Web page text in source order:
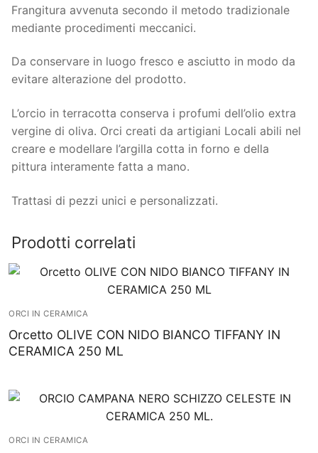
Frangitura avvenuta secondo il metodo tradizionale
mediante procedimenti meccanici.
Da conservare in luogo fresco e asciutto in modo da
evitare alterazione del prodotto.
L’orcio in terracotta conserva i profumi dell’olio extra
vergine di oliva. Orci creati da artigiani Locali abili nel
creare e modellare l’argilla cotta in forno e della
pittura interamente fatta a mano.
Trattasi di pezzi unici e personalizzati.
Prodotti correlati
ORCI IN CERAMICA
Orcetto OLIVE CON NIDO BIANCO TIFFANY IN
CERAMICA 250 ML
ORCI IN CERAMICA